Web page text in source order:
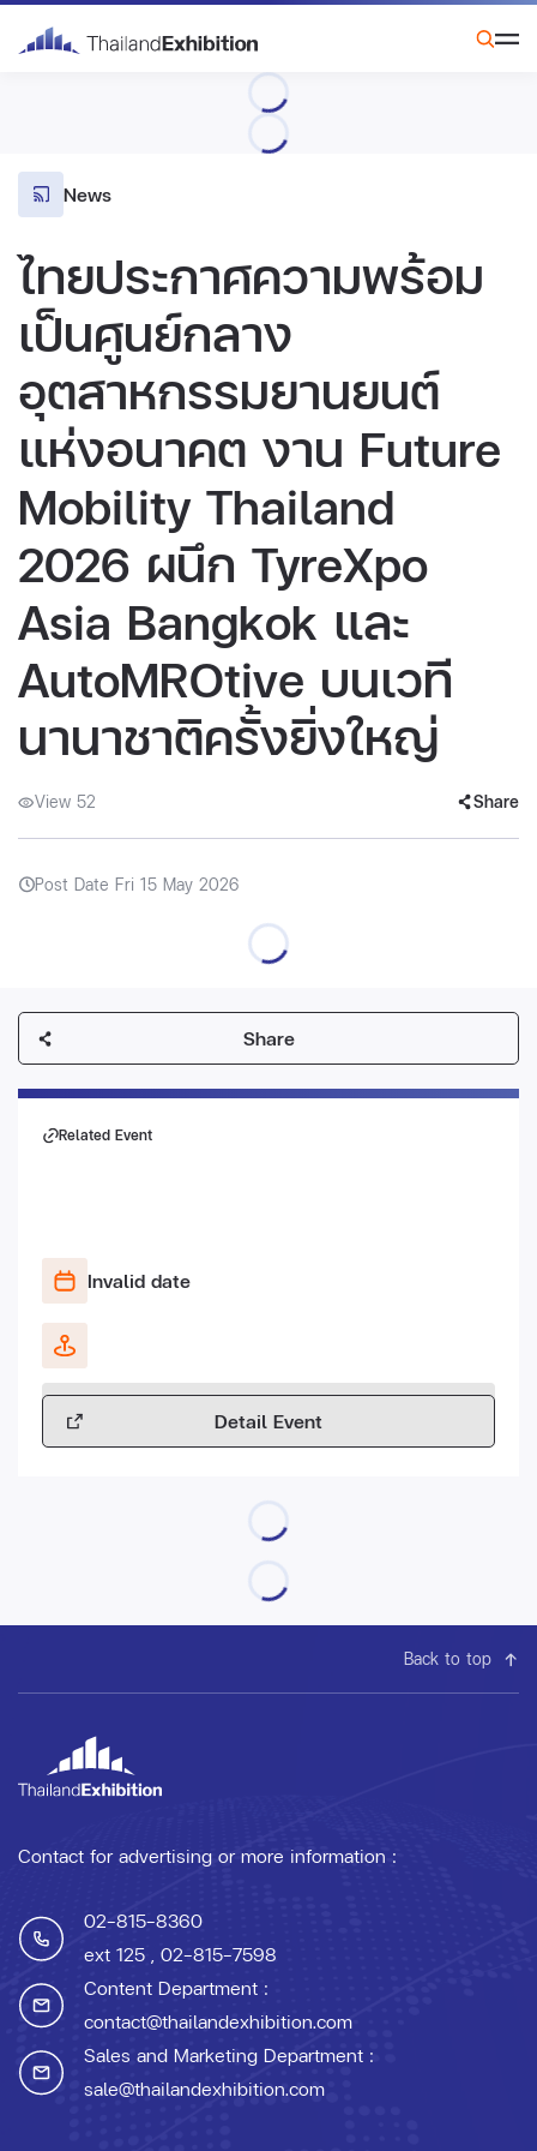
News
ไทยประกาศความพร้อม
เป็นศูนย์กลาง
อุตสาหกรรมยานยนต์
แห่งอนาคต งาน Future
Mobility Thailand
2026 ผนึก TyreXpo
Asia Bangkok และ
AutoMROtive บนเวที
นานาชาติครั้งยิ่งใหญ่
View 52 Share
Post Date Fri 15 May 2026
Share
Related Event
Invalid date
Detail Event
Back to top
Contact for advertising or more information :
02-815-8360
ext 125 , 02-815-7598
Content Department :
contact@thailandexhibition.com
Sales and Marketing Department :
sale@thailandexhibition.com